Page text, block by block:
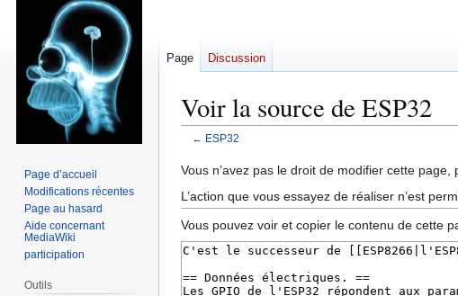
Voir la source de ESP32
← ESP32
Aller
à
la
navigation
Aller
à
la
recherche
Vous n’avez pas le droit de modifier cette page,
L’action que vous essayez de réaliser n’est
Vous pouvez voir et copier le contenu de cette
Page Discussion
Page d’accueil
Modifications récentes
Page au hasard
Aide concernant
MediaWiki
participation
Outils